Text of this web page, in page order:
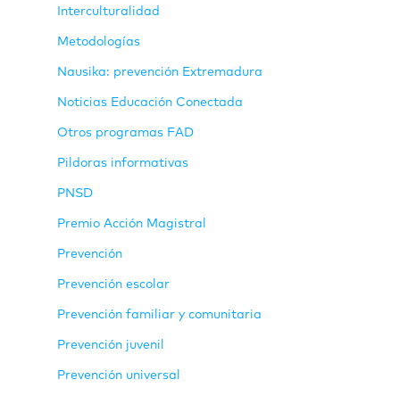
Interculturalidad
Metodologías
Nausika: prevención Extremadura
Noticias Educación Conectada
Otros programas FAD
Pildoras informativas
PNSD
Premio Acción Magistral
Prevención
Prevención escolar
Prevención familiar y comunitaria
Prevención juvenil
Prevención universal